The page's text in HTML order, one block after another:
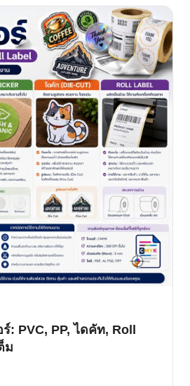
: PVC, PP, ไดคัท, Roll
ม